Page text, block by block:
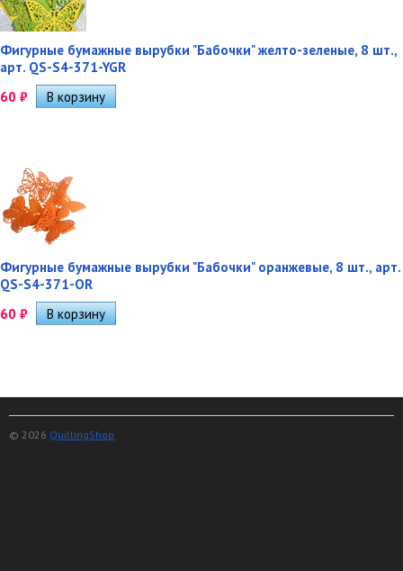
Фигурные бумажные вырубки "Бабочки" желто-зеленые, 8 шт.,
арт. QS-S4-371-YGR
60 ₽
Фигурные бумажные вырубки "Бабочки" оранжевые, 8 шт., арт.
QS-S4-371-OR
60 ₽
© 2026 QuillingShop